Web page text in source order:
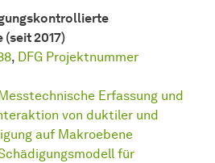
2017)
, DFG Projektnummer
Erfassung und
von duktiler und
auf Makroebene
für